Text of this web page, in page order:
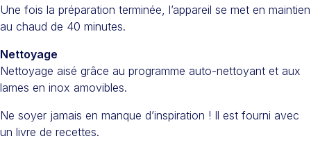
Une fois la préparation terminée, l’appareil se met en maintien
au chaud de 40 minutes.
Nettoyage
Nettoyage aisé grâce au programme auto-nettoyant et aux
lames en inox amovibles.
Ne soyer jamais en manque d’inspiration ! Il est fourni avec
un livre de recettes.